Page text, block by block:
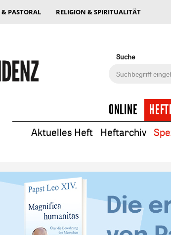
PASTORAL RELIGION & SPIRITUALITÄT
Suche
ONLINE
Aktuelles Heft Heftarchiv